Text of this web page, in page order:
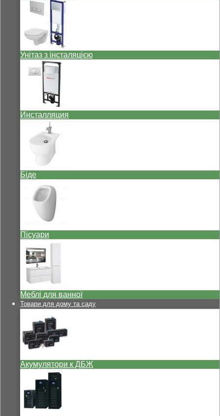
Унітаз з інсталяцією
Инсталляция
Біде
Пісуари
Меблі для ванної
Товари для дому та саду
Акумулятори к ДБЖ